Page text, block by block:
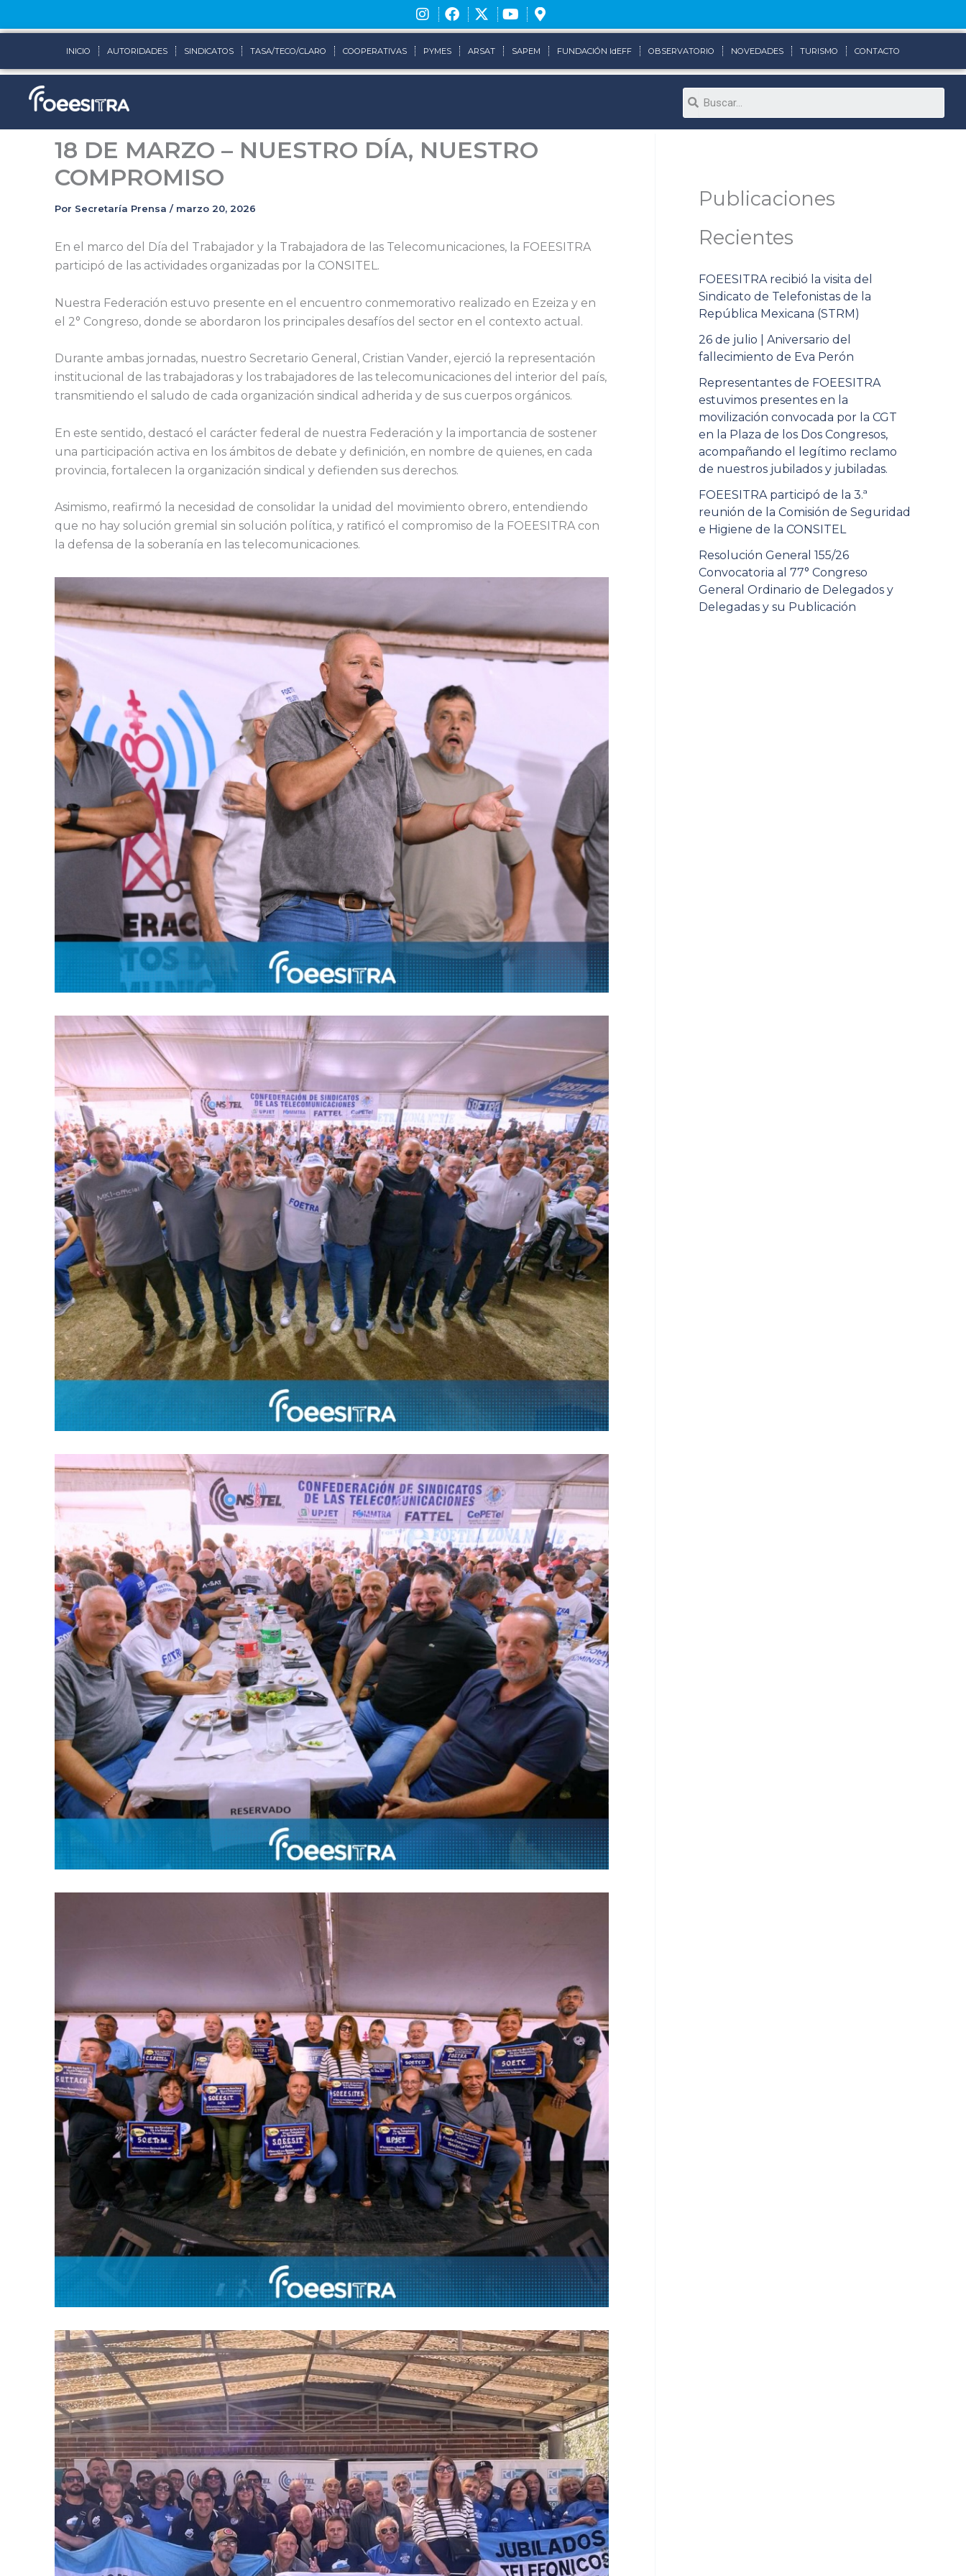
al
INICIO AUTORIDADES SINDICATOS TASA/TECO/CLARO COOPERATIVAS PYMES ARSAT SAPEM FUNDACIÓN IdEFF OBSERVATORIO NOVEDADES TURISMO CONTACTO
Search
18 DE MARZO – NUESTRO DÍA, NUESTRO
COMPROMISO
Por Secretaría Prensa / marzo 20, 2026
En el marco del Día del Trabajador y la Trabajadora de las Telecomunicaciones, la FOEESITRA
participó de las actividades organizadas por la CONSITEL.
Nuestra Federación estuvo presente en el encuentro conmemorativo realizado en Ezeiza y en
el 2° Congreso, donde se abordaron los principales desafíos del sector en el contexto actual.
Durante ambas jornadas, nuestro Secretario General, Cristian Vander, ejerció la representación
institucional de las trabajadoras y los trabajadores de las telecomunicaciones del interior del país,
transmitiendo el saludo de cada organización sindical adherida y de sus cuerpos orgánicos.
En este sentido, destacó el carácter federal de nuestra Federación y la importancia de sostener
una participación activa en los ámbitos de debate y definición, en nombre de quienes, en cada
provincia, fortalecen la organización sindical y defienden sus derechos.
Asimismo, reafirmó la necesidad de consolidar la unidad del movimiento obrero, entendiendo
que no hay solución gremial sin solución política, y ratificó el compromiso de la FOEESITRA con
la defensa de la soberanía en las telecomunicaciones.
Publicaciones
Recientes
FOEESITRA recibió la visita del
Sindicato de Telefonistas de la
República Mexicana (STRM)
26 de julio | Aniversario del
fallecimiento de Eva Perón
Representantes de FOEESITRA
estuvimos presentes en la
movilización convocada por la CGT
en la Plaza de los Dos Congresos,
acompañando el legítimo reclamo
de nuestros jubilados y jubiladas.
FOEESITRA participó de la 3.ª
reunión de la Comisión de Seguridad
e Higiene de la CONSITEL
Resolución General 155/26
Convocatoria al 77° Congreso
General Ordinario de Delegados y
Delegadas y su Publicación